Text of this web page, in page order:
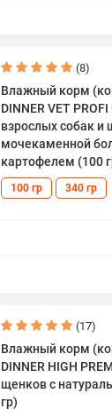
(8)
Влажный корм
DINNER VET
взрослых собак и
мочекаменной
картофелем (100
100 гр 340 гр
(17)
Влажный корм
DINNER HIGH
щенков с
гр)